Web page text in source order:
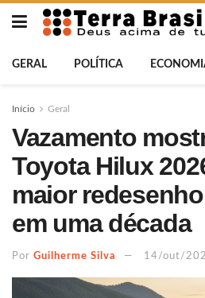
GERAL POLÍTICA
Início Geral
Vazamento
Toyota Hilux
maior
em uma década
Por Guilherme Silva 14/out/